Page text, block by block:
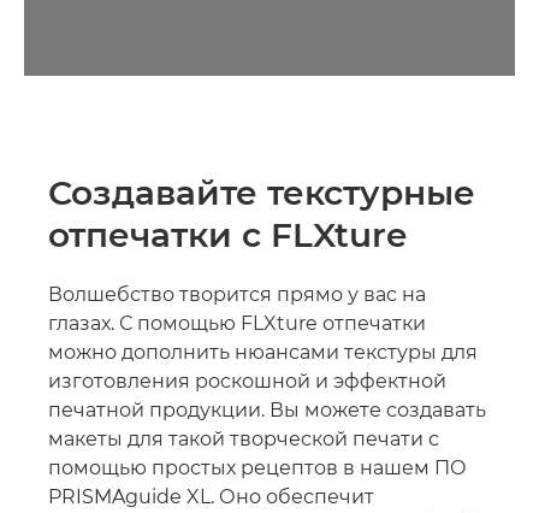
Создавайте текстурные
отпечатки с FLXture
Волшебство творится прямо у вас на
глазах. С помощью FLXture отпечатки
можно дополнить нюансами текстуры для
изготовления роскошной и эффектной
печатной продукции. Вы можете создавать
макеты для такой творческой печати с
помощью простых рецептов в нашем ПО
PRISMAguide XL. Оно обеспечит